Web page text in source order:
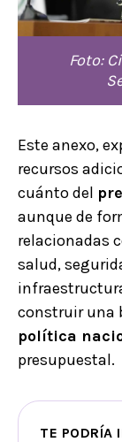
Foto:
Este anexo,
recursos
cuánto del
aunque de
relacionadas
salud,
construir una
política
presupuestal.
TE PODRÍA